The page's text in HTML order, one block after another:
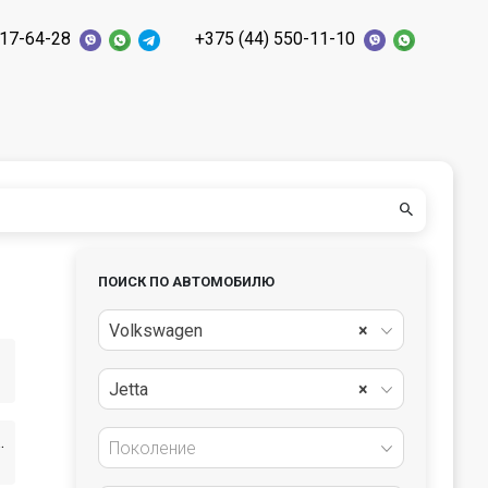
64-28 +375 (44) 550-11-10
ПОИСК ПО АВТОМОБИЛЮ
×
Volkswagen
×
Jetta
Поколение